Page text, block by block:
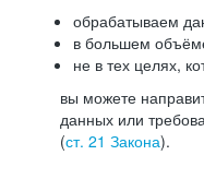
обрабатываем
в большем
не в тех целях,
вы можете
данных или
(ст. 21 Закона).